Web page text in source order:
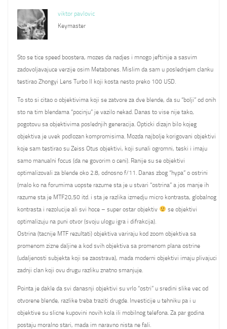
viktor pavlovic
Keymaster
Sto se tice speed boostera, mozes da nadjes i mnogo jeftinije a sasvim
zadovoljavajuce verzije osim Metabones. Mislim da sam u poslednjem clanku
testirao Zhongyi Lens Turbo II koji kosta nesto preko 100 USD.
To sto si citao o objektivima koji se zatvore za dve blende, da su “bolji” od onih
sto na tim blendama “pocinju” je vazilo nekad. Danas to vise nije tako,
pogotovu sa objektivima poslednjih generacija. Opticki dizajn bilo kojeg
objektiva je uvek podlozan kompromisima. Mozda najbolje korigovani objektivi
koje sam testirao su Zeiss Otus objektivi, koji sunali ogromni, teski i imaju
samo manualni focus (da ne govorim o ceni). Ranije su se objektivi
optimalizovali za blende oko 2.8, odnosno f/11. Danas zbog “hypa” o ostrini
(malo ko na forumima uopste razume sta je u stvari “ostrina” a jos manje ih
razume sta je MTF20,50 itd. i sta je razlika izmedju micro kontrasta, globalnog
kontrasta i rezolucije ali svi hoce – super ostar objektiv
se objektivi
optimalizuju na puni otvor (svoju ulogu igra i difrakcija).
Ostrina (tacnije MTF rezultati) objektiva variraju kod zoom objektiva sa
promenom zizne daljine a kod svih objektiva sa promenom plana ostrine
(udaljenosti subjekta koji se zaostrava), mada moderni objektivi imaju plivajuci
zadnji clan koji ovu drugu razliku znatno smanjuje.
Pointa je dakle da svi danasnji objektivi su vrlo “ostri” u sredini slike vec od
otvorene blende, razlike treba traziti drugde. Investicije u tehniku pa i u
objektive su slicne kupovini novih kola ili mobilnog telefona. Za par godina
postaju moralno stari, mada im naravno nista ne fali.